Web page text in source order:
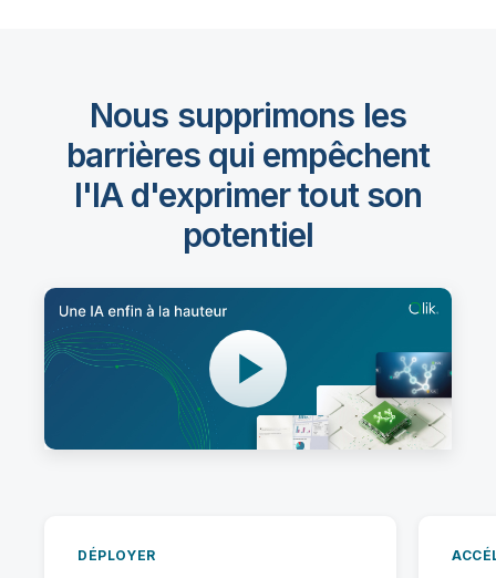
Nous supprimons les
barrières qui empêchent
l'IA d'exprimer tout son
potentiel
DÉPLOYER